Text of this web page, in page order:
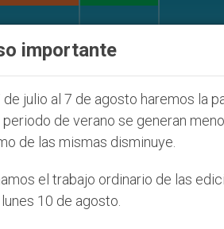
Seúl 2027 ONU
Del Papa’
importante
de julio al 7 de agosto haremos la
periodo de verano se generan
de las mismas disminuye.
el trabajo ordinario de las
10 de agosto.